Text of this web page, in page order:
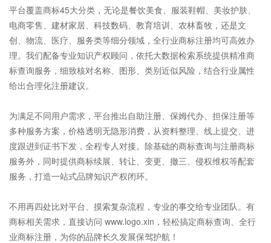
平台覆盖商标45大分类 ，无论是餐饮美食、服装鞋帽、美妆护肤、
电商零售、建材家居、科技数码、教育培训、农林畜牧，还是文
创、物流、医疗、服务类等细分领域，全行业商标注册均可高效办
理。我们配备专业知识产权顾问，依托大数据检索系统提供精准商
标查询服务，细致核对名称、图形、类别近似风险，结合行业属性
给出合理化注册建议。
为满足不同用户需求，平台推出自助注册、保姆代办、担保注册等
多种服务方案，价格透明无隐形消费，从资料整理、线上提交、进
度跟进到证书下发，全程专人对接。除基础的商标查询与注册商标
服务外，同时提供商标续展、转让、变更、撤三、侵权维权等配套
服务，打造一站式品牌知识产权闭环。
不用再四处比对平台、摸索复杂流程，专业的事交给专业团队。有
商标相关需求，直接访问 www.logo.xin，轻松搞定商标查询、 全行
业商标注册 ，为你的品牌长久发展保驾护航！